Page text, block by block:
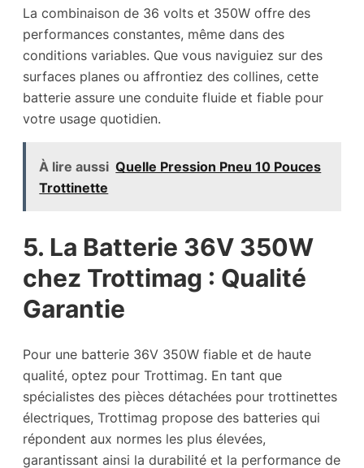
La combinaison de 36 volts et 350W offre des
performances constantes, même dans des
conditions variables. Que vous naviguiez sur des
surfaces planes ou affrontiez des collines, cette
batterie assure une conduite fluide et fiable pour
votre usage quotidien.
À lire aussi Quelle Pression Pneu 10 Pouces
Trottinette
5. La Batterie 36V 350W
chez Trottimag : Qualité
Garantie
Pour une batterie 36V 350W fiable et de haute
qualité, optez pour Trottimag. En tant que
spécialistes des pièces détachées pour trottinettes
électriques, Trottimag propose des batteries qui
répondent aux normes les plus élevées,
garantissant ainsi la durabilité et la performance de